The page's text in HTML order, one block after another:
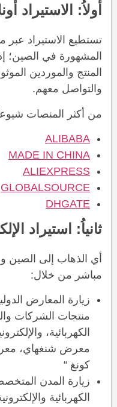
أولاُ: الاستيراد
المشهورة في الصين؛
المنتج والموردين
والتواصل معهم.
من أكثر المنصات
ALIBABA
MADE IN CHINA
ALIEXPRESS
GLOBALSOURCE
DHGATE
ثانياُ: استيراد
أي الذهاب إلى الصين
مباشر من خلال:
زيارة المعارض
منتجات الشركات
الكهربائية،
معرض شنغهاي،
كونغ “
زيارة المدن
الكهربائية